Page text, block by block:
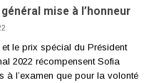
mise à l’honneur
le prix spécial du Président
2022 récompensent Sofia
à l’examen que pour la volonté